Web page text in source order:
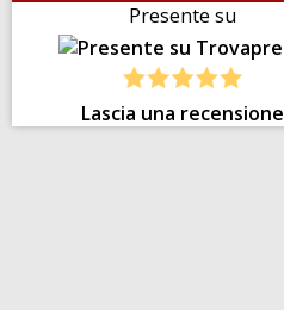
Presente su
Lascia una recensione